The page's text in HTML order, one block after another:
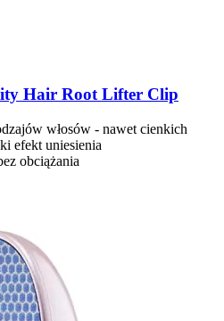
Hair Root Lifter Clip
włosów - nawet cienkich
efekt uniesienia
obciążania